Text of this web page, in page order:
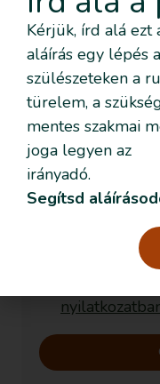
Szeretném
Feliratkozom!
Szeretném
Kérjük, írd alá ezt
aláírás egy lépés
szülészeteken a
türelem, a
mentes szakmai
joga legyen az
irányadó.
Segítsd